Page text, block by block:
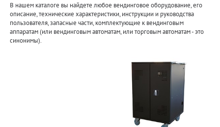
В нашем каталоге вы найдете любое вендинговое оборудование, его
описание, технические характеристики, инструкции и руководства
пользователя, запасные части, комплектующие к вендинговым
аппаратам (или вендинговым автоматам, или торговым автоматам - это
синонимы).